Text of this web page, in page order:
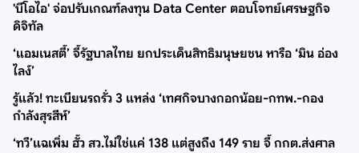
'บีโอไอ' จ่อปรับเกณฑ์ลงทุน Data Center ตอบโจทย์เศรษฐกิจ
ดิจิทัล
‘แอมเนสตี้’ จี้รัฐบาลไทย ยกประเด็นสิทธิมนุษยชน หารือ ‘มิน อ่อง
ไลง์’
รู้แล้ว! ทะเบียนรถรั่ว 3 แหล่ง ‘เทศกิจบางกอกน้อย-กทพ.-กอง
กำลังสุรสีห์’
‘ทวี’แฉเพิ่ม ฮั้ว สว.ไม่ใช่แค่ 138 แต่สูงถึง 149 ราย จี้ กกต.ส่งศาล